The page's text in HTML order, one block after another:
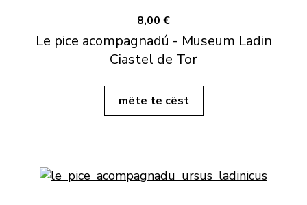
8,00 €
Le pice acompagnadú - Museum Ladin
Ciastel de Tor
mëte te cëst